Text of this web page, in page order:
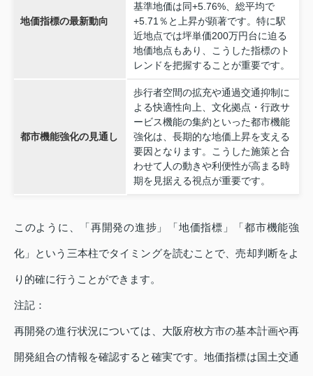
地価指標の最新動向
基準地価は同+5.76%、総平均で
+5.71％と上昇が顕著です。特に駅
近地点では坪単価200万円台に迫る
地価地点もあり、こうした指標のト
レンドを把握することが重要です。
都市機能強化の見通し
歩行者空間の拡充や通過交通抑制に
よる快適性向上、文化拠点・行政サ
ービス機能の集約といった都市機能
強化は、長期的な地価上昇を支える
要因となります。こうした施策と合
わせて人の動きや利便性が高まる時
期を見据える視点が重要です。
このように、「再開発の進捗」「地価指標」「都市機能強
化」という三本柱でタイミングを読むことで、売却判断をよ
り的確に行うことができます。
注記：
再開発の進行状況については、大阪府枚方市の基本計画や再
開発組合の情報を確認すると確実です。地価指標は国土交通